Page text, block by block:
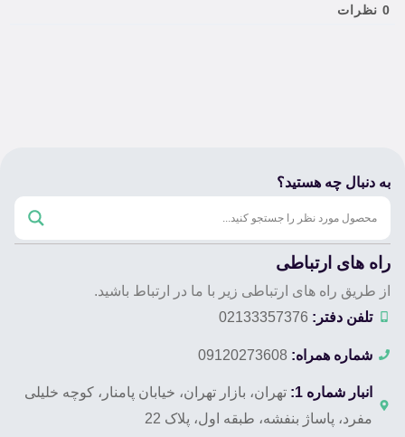
0 نظرات
به دنبال چه هستید؟
راه های ارتباطی
از طریق راه های ارتباطی زیر با ما در ارتباط باشید.
تلفن دفتر: 02133357376
شماره همراه: 09120273608
انبار شماره 1:
تهران، بازار تهران، خیابان پامنار، کوچه خلیلی
مفرد، پاساژ بنفشه، طبقه اول، پلاک 22